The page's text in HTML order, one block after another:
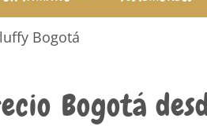
Bogotá
Bogotá